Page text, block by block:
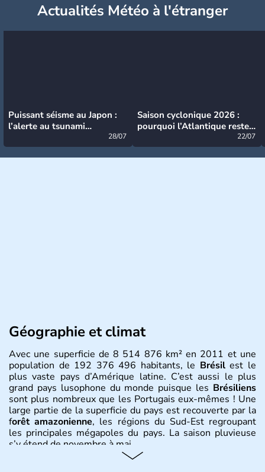
Actualités Météo à l'étranger
Puissant séisme au Japon :
l’alerte au tsunami
28/07
Saison cyclonique 2026 :
pourquoi l’Atlantique reste
22/07
Géographie et climat
Avec une superficie de 8 514 876 km² en 2011 et une
population de 192 376 496 habitants, le Brésilest le
plus vaste pays d’Amérique latine. C’est aussi le plus
grand pays lusophone du monde puisque les Brésiliens
sont plus nombreux que les Portugais eux-mêmes ! Une
large partie de la superficie du pays est recouverte par la
forêt amazonienne, les régions du Sud-Est regroupant
les principales mégapoles du pays. La saison pluvieuse
s’y étend de novembre à mai.